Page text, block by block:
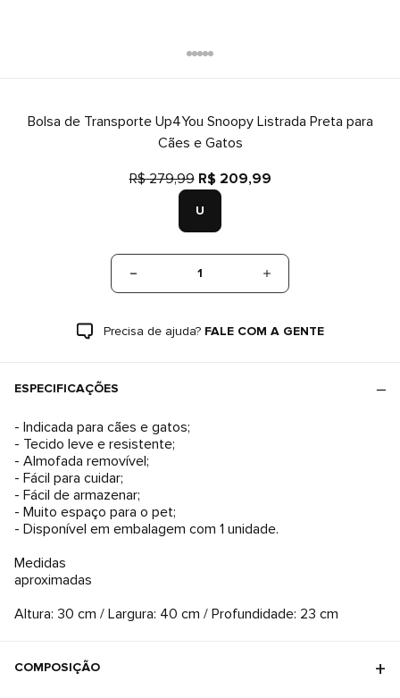
Bolsa de Transporte Up4You Snoopy Listrada Preta para
Cães e Gatos
R$ 279,99 R$ 209,99
U
1
Precisa de ajuda? FALE COM A GENTE
ESPECIFICAÇÕES
- Indicada para cães e gatos;
- Tecido leve e resistente;
- Almofada removível;
- Fácil para cuidar;
- Fácil de armazenar;
- Muito espaço para o pet;
- Disponível em embalagem com 1 unidade.
Medidas
aproximadas
Altura: 30 cm / Largura: 40 cm / Profundidade: 23 cm
COMPOSIÇÃO